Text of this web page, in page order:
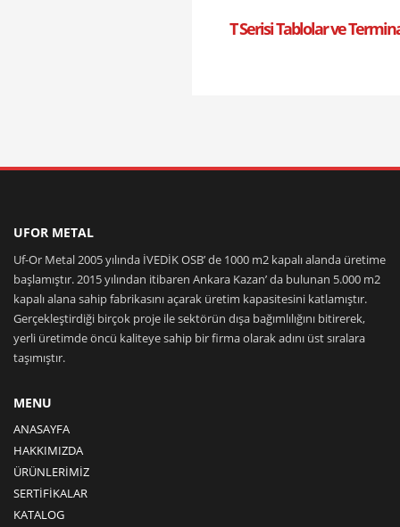
T Serisi Tablolar ve
UFOR METAL
Uf-Or Metal 2005 yılında İVEDİK OSB’ de 1000 m2 kapalı alanda üretime
başlamıştır. 2015 yılından itibaren Ankara Kazan’ da bulunan 5.000 m2
kapalı alana sahip fabrikasını açarak üretim kapasitesini katlamıştır.
Gerçekleştirdiği birçok proje ile sektörün dışa bağımlılığını bitirerek,
yerli üretimde öncü kaliteye sahip bir firma olarak adını üst sıralara
taşımıştır.
MENU
ANASAYFA
HAKKIMIZDA
ÜRÜNLERİMİZ
SERTİFİKALAR
KATALOG